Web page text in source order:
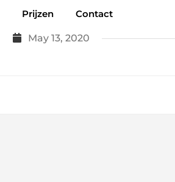
Prijzen Contact
May 13, 2020